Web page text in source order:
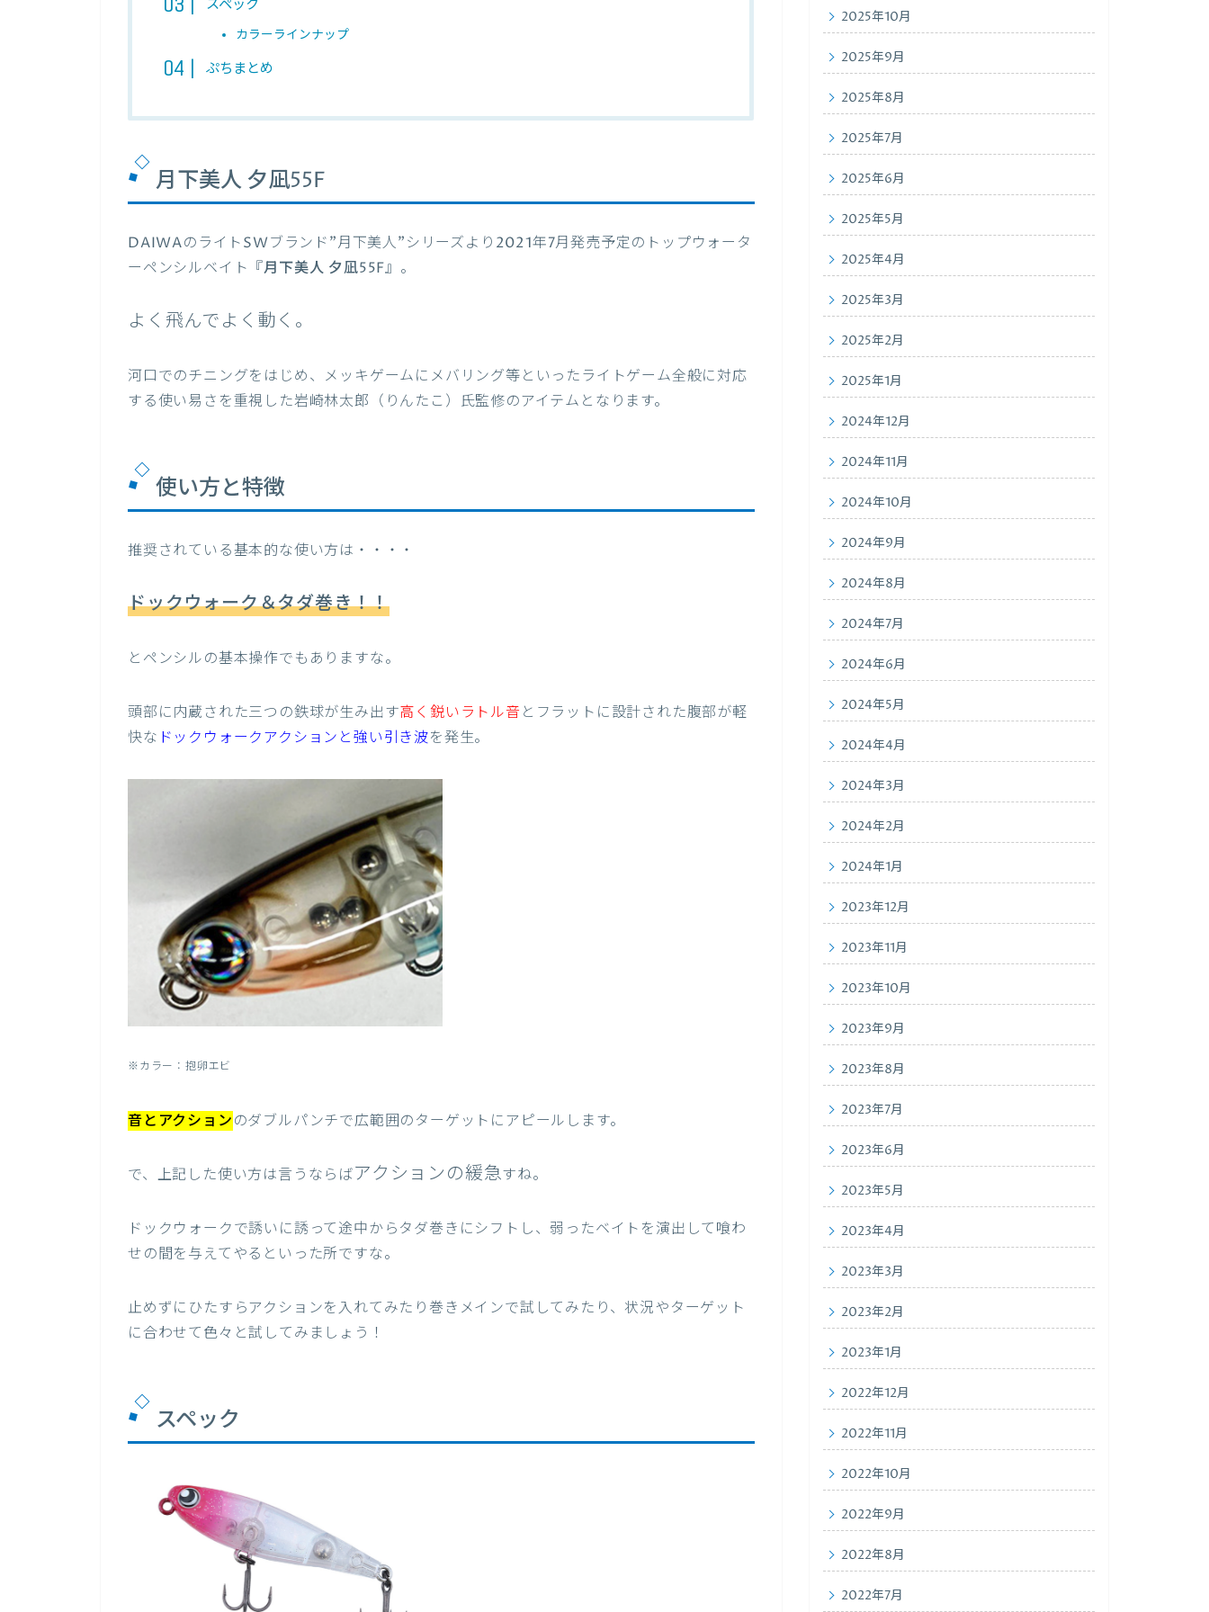
スペック
カラーラインナップ
ぷちまとめ
月下美人 夕凪55F
DAIWAのライトSWブランド”月下美人”シリーズより2021年7月発売予定のトップウォータ
ーペンシルベイト『月下美人 夕凪55F』。
よく飛んでよく動く。
河口でのチニングをはじめ、メッキゲームにメバリング等といったライトゲーム全般に対応
する使い易さを重視した岩崎林太郎（りんたこ）氏監修のアイテムとなります。
使い方と特徴
推奨されている基本的な使い方は・・・・
ドックウォーク＆タダ巻き！！
とペンシルの基本操作でもありますな。
頭部に内蔵された三つの鉄球が生み出す高く鋭いラトル音 とフラットに設計された腹部が軽
快な ドックウォークアクションと強い引き波を発生。
※カラー：抱卵エビ
音とアクションのダブルパンチで広範囲のターゲットにアピールします。
で、上記した使い方は言うならばアクションの緩急すね。
ドックウォークで誘いに誘って途中からタダ巻きにシフトし、弱ったベイトを演出して喰わ
せの間を与えてやるといった所ですな。
止めずにひたすらアクションを入れてみたり巻きメインで試してみたり、状況やターゲット
に合わせて色々と試してみましょう！
スペック
2025年10月
2025年9月
2025年8月
2025年7月
2025年6月
2025年5月
2025年4月
2025年3月
2025年2月
2025年1月
2024年12月
2024年11月
2024年10月
2024年9月
2024年8月
2024年7月
2024年6月
2024年5月
2024年4月
2024年3月
2024年2月
2024年1月
2023年12月
2023年11月
2023年10月
2023年9月
2023年8月
2023年7月
2023年6月
2023年5月
2023年4月
2023年3月
2023年2月
2023年1月
2022年12月
2022年11月
2022年10月
2022年9月
2022年8月
2022年7月